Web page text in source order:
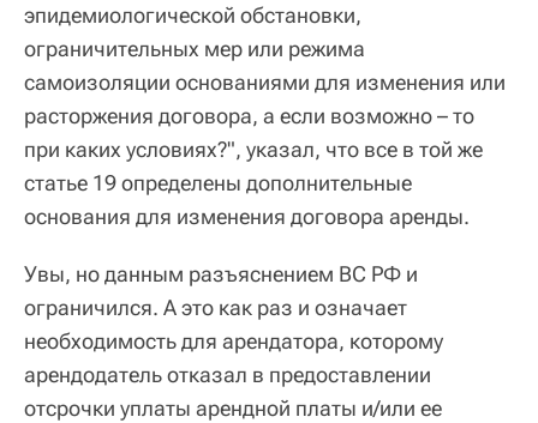
эпидемиологической обстановки,
ограничительных мер или режима
самоизоляции основаниями для изменения или
расторжения договора, а если возможно – то
при каких условиях?", указал, что все в той же
статье 19 определены дополнительные
основания для изменения договора аренды.
Увы, но данным разъяснением ВС РФ и
ограничился. А это как раз и означает
необходимость для арендатора, которому
арендодатель отказал в предоставлении
отсрочки уплаты арендной платы и/или ее